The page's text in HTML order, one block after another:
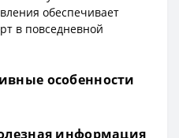
обеспечивает
в повседневной
особенности
информация